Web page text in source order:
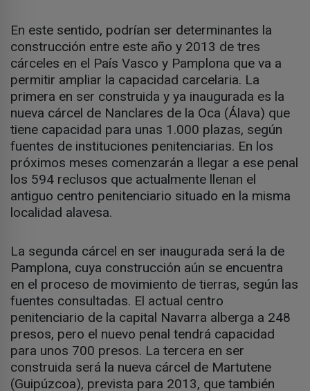
En este sentido, podrían ser determinantes la
construcción entre este año y 2013 de tres
cárceles en el País Vasco y Pamplona que va a
permitir ampliar la capacidad carcelaria. La
primera en ser construida y ya inaugurada es la
nueva cárcel de Nanclares de la Oca (Álava) que
tiene capacidad para unas 1.000 plazas, según
fuentes de instituciones penitenciarias. En los
próximos meses comenzarán a llegar a ese penal
los 594 reclusos que actualmente llenan el
antiguo centro penitenciario situado en la misma
localidad alavesa.
La segunda cárcel en ser inaugurada será la de
Pamplona, cuya construcción aún se encuentra
en el proceso de movimiento de tierras, según las
fuentes consultadas. El actual centro
penitenciario de la capital Navarra alberga a 248
presos, pero el nuevo penal tendrá capacidad
para unos 700 presos. La tercera en ser
construida será la nueva cárcel de Martutene
(Guipúzcoa), prevista para 2013, que también